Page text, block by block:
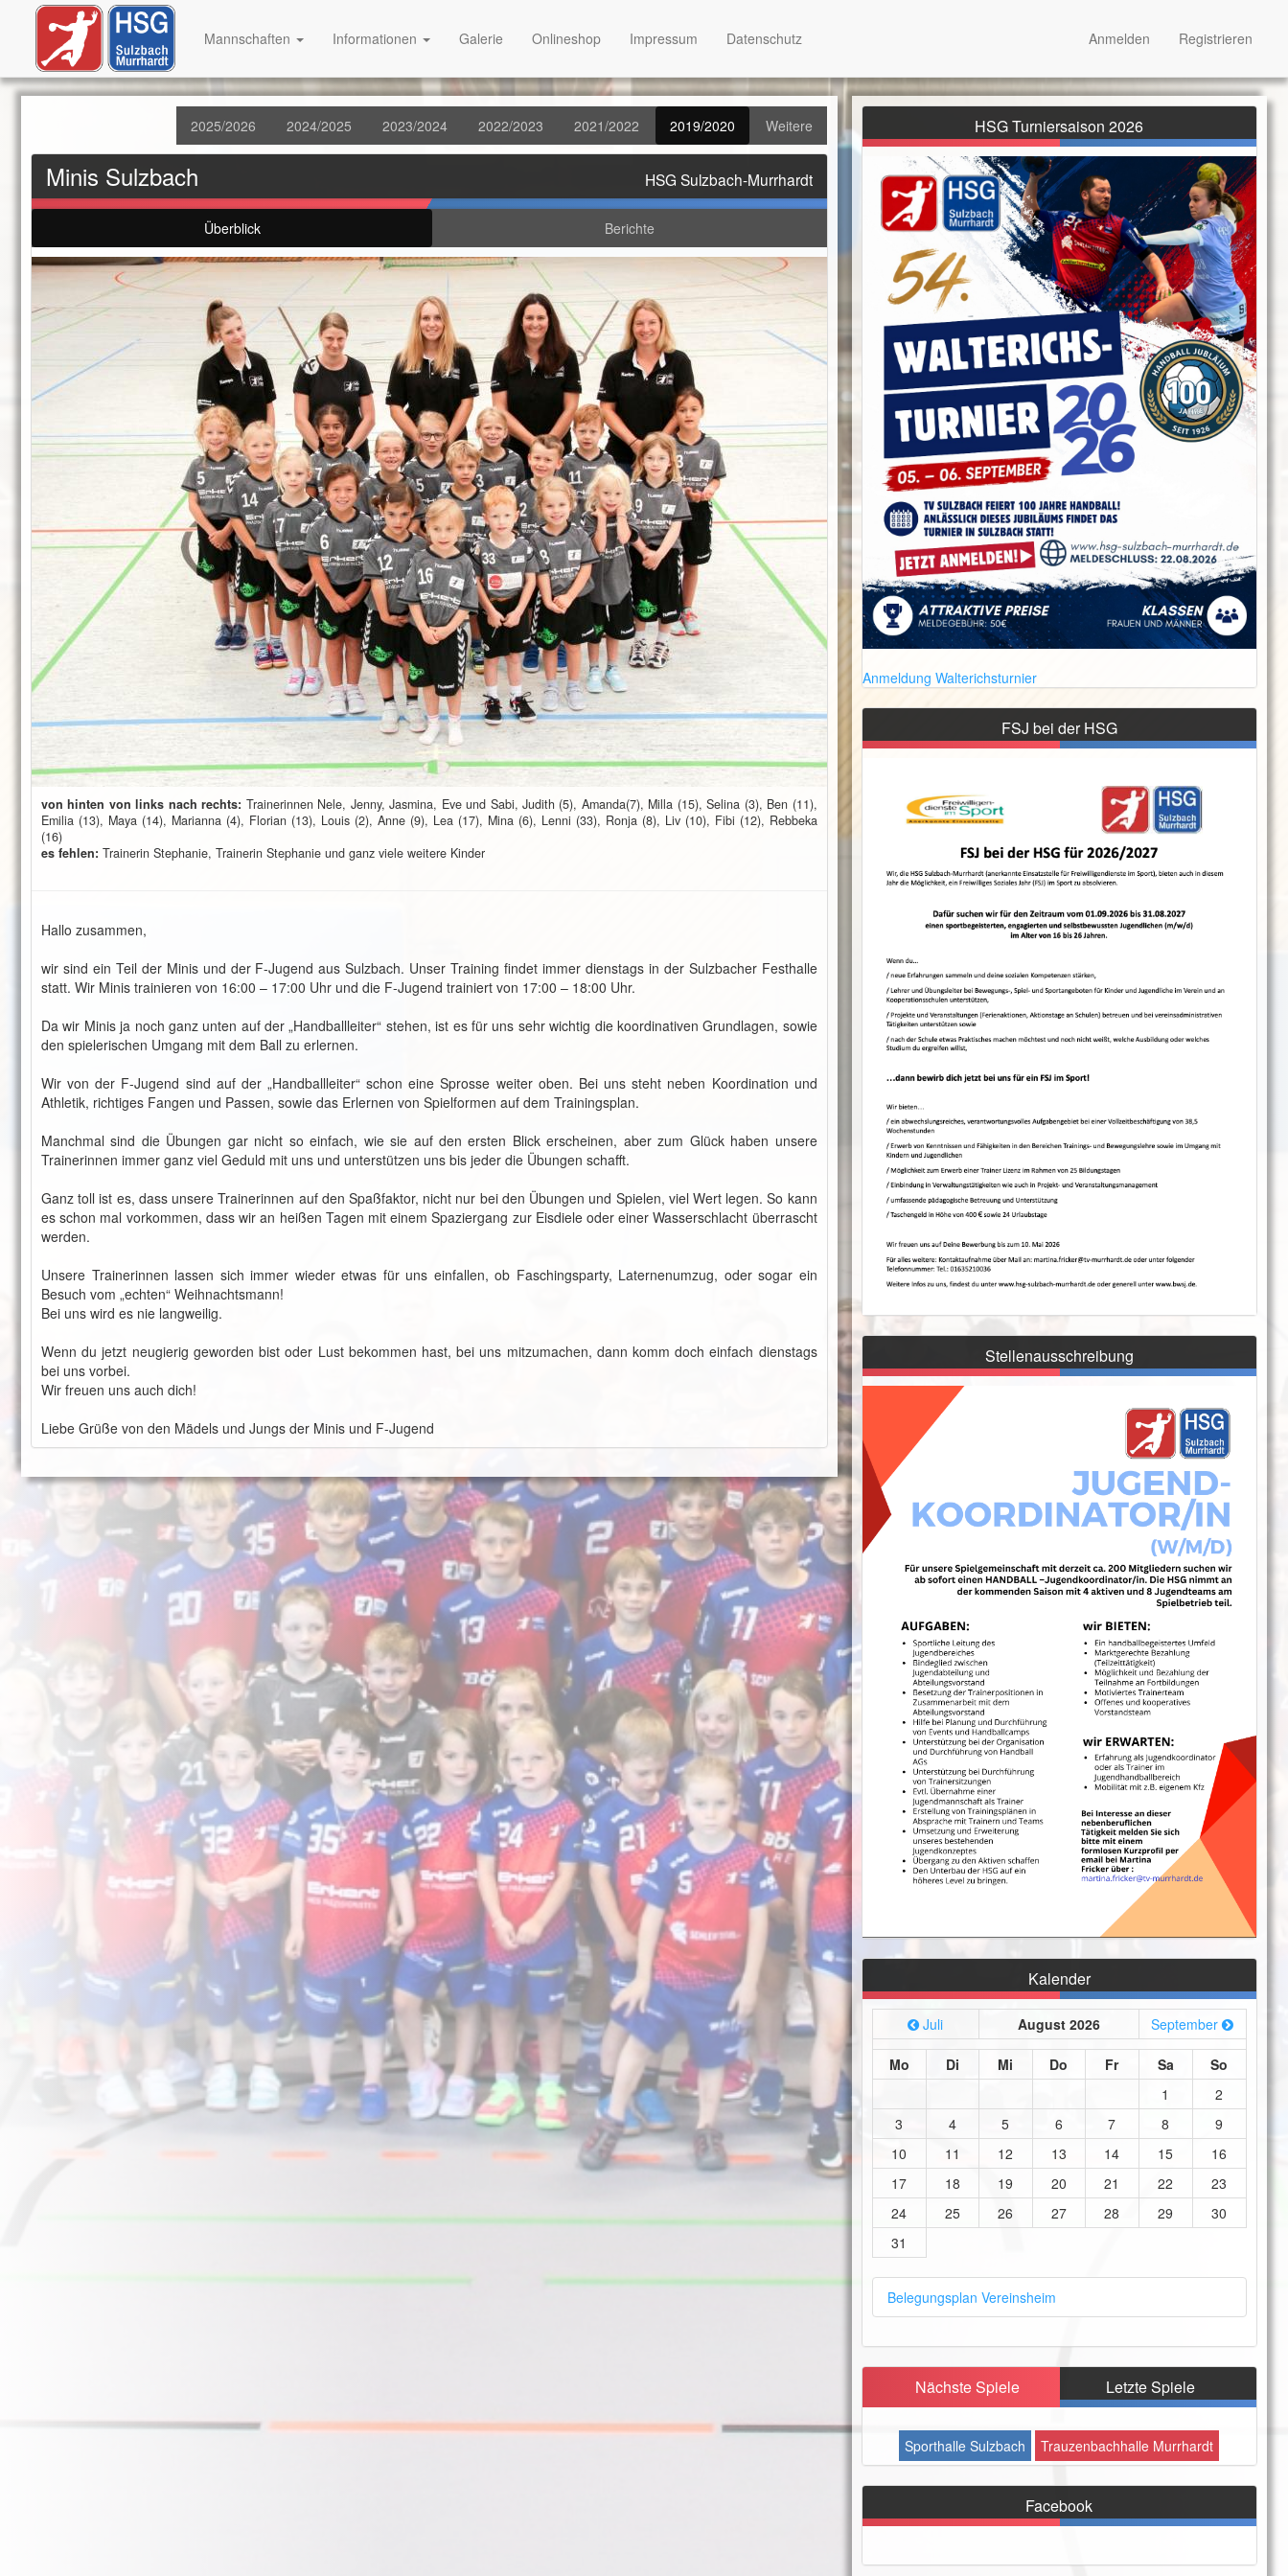
2025/2026 2024/2025 2023/2024 2022/2023 2021/2022 2019/2020 Weitere
Minis Sulzbach HSG Sulzbach-Murrhardt
Überblick Berichte
von hinten von links nach rechts: Trainerinnen Nele, Jenny, Jasmina, Eve und Sabi, Judith (5), Amanda(7), Milla (15), Selina (3), Ben (11),
Emilia (13), Maya (14), Marianna (4), Florian (13), Louis (2), Anne (9), Lea (17), Mina (6), Lenni (33), Ronja (8), Liv (10), Fibi (12), Rebbeka
(16)
es fehlen: Trainerin Stephanie, Trainerin Stephanie und ganz viele weitere Kinder
Hallo zusammen,
wir sind ein Teil der Minis und der F-Jugend aus Sulzbach. Unser Training findet immer dienstags in der Sulzbacher Festhalle
statt. Wir Minis trainieren von 16:00 – 17:00 Uhr und die F-Jugend trainiert von 17:00 – 18:00 Uhr.
Da wir Minis ja noch ganz unten auf der „Handballleiter“ stehen, ist es für uns sehr wichtig die koordinativen Grundlagen, sowie
den spielerischen Umgang mit dem Ball zu erlernen.
Wir von der F-Jugend sind auf der „Handballleiter“ schon eine Sprosse weiter oben. Bei uns steht neben Koordination und
Athletik, richtiges Fangen und Passen, sowie das Erlernen von Spielformen auf dem Trainingsplan.
Manchmal sind die Übungen gar nicht so einfach, wie sie auf den ersten Blick erscheinen, aber zum Glück haben unsere
Trainerinnen immer ganz viel Geduld mit uns und unterstützen uns bis jeder die Übungen schafft.
Ganz toll ist es, dass unsere Trainerinnen auf den Spaßfaktor, nicht nur bei den Übungen und Spielen, viel Wert legen. So kann
es schon mal vorkommen, dass wir an heißen Tagen mit einem Spaziergang zur Eisdiele oder einer Wasserschlacht überrascht
werden.
Unsere Trainerinnen lassen sich immer wieder etwas für uns einfallen, ob Faschingsparty, Laternenumzug, oder sogar ein
Besuch vom „echten“ Weihnachtsmann!
Bei uns wird es nie langweilig.
Wenn du jetzt neugierig geworden bist oder Lust bekommen hast, bei uns mitzumachen, dann komm doch einfach dienstags
bei uns vorbei.
Wir freuen uns auch dich!
Liebe Grüße von den Mädels und Jungs der Minis und F-Jugend
HSG Turniersaison 2026
Anmeldung Walterichsturnier
FSJ bei der HSG
Stellenausschreibung
Kalender
Juli August 2026 September
Mo Di Mi Do Fr Sa
So
1
2
3
4 5 6 7 8
9
10
11 12 13 14 15
16
17
18 19 20 21 22
23
24
25 26 27 28 29
30
31
Belegungsplan Vereinsheim
Nächste Spiele Letzte Spiele
Sporthalle Sulzbach Trauzenbachhalle Murrhardt
Facebook
Mannschaften Informationen Galerie Onlineshop Impressum Datenschutz Anmelden Registrieren